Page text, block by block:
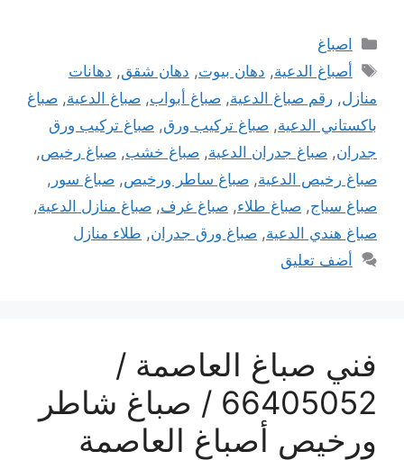
التصنيفات
اصباغ
الوسوم
أصباغ الدعية, دهان بيوت, دهان شقق, دهانات
منازل, رقم صباغ الدعية, صباغ أبواب, صباغ الدعية, صباغ
باكستاني الدعية, صباغ تركيب ورق, صباغ تركيب ورق
جدران, صباغ جدران الدعية, صباغ خشب, صباغ رخيص,
صباغ رخيص الدعية, صباغ ساطر ورخيص, صباغ سور ,
صباغ سياج, صباغ طلاء, صباغ غرف, صباغ منازل الدعية,
صباغ هندي الدعية, صباغ ورق جدران, طلاء منازل
أضف تعليق
فني صباغ العاصمة /
66405052 / صباغ شاطر
ورخيص أصباغ العاصمة